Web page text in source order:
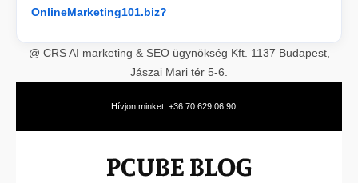
OnlineMarketing101.biz?
@ CRS AI marketing & SEO ügynökség Kft. 1137 Budapest,
Jászai Mari tér 5-6.
Hívjon minket: +36 70 629 06 90